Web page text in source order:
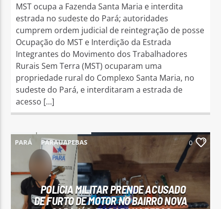
MST ocupa a Fazenda Santa Maria e interdita
estrada no sudeste do Pará; autoridades
cumprem ordem judicial de reintegração de posse
Ocupação do MST e Interdição da Estrada
Integrantes do Movimento dos Trabalhadores
Rurais Sem Terra (MST) ocuparam uma
propriedade rural do Complexo Santa Maria, no
sudeste do Pará, e interditaram a estrada de
acesso […]
PARÁ PARAUAPEBAS 0
POLÍCIA MILITAR PRENDE ACUSADO
DE FURTO DE MOTOR NO BAIRRO NOVA